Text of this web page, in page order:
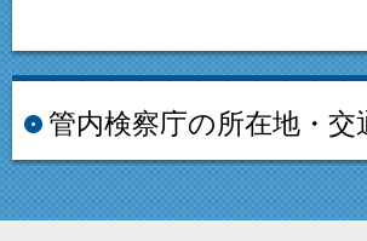
管内検察庁の所在地・交